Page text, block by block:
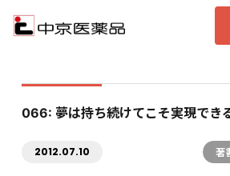
066: 夢は持ち続けてこそ実現でき
2012.07.10 著